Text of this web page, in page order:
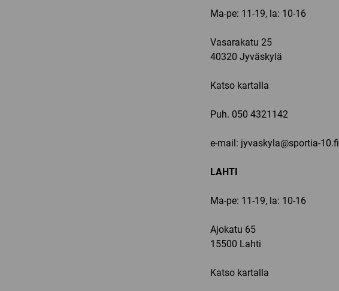
Ma-pe: 11-19, la: 10-16
Vasarakatu 25
40320 Jyväskylä
Katso kartalla
Puh. 050 4321142
e-mail: jyvaskyla@sportia-10.fi
LAHTI
Ma-pe: 11-19, la: 10-16
Ajokatu 65
15500 Lahti
Katso kartalla